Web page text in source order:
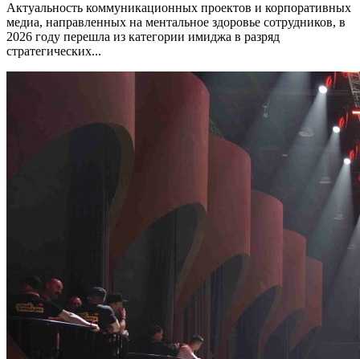
Актуальность коммуникационных проектов и корпоративных
медиа, направленных на ментальное здоровье сотрудников, в
2026 году перешла из категории имиджа в разряд
стратегических...